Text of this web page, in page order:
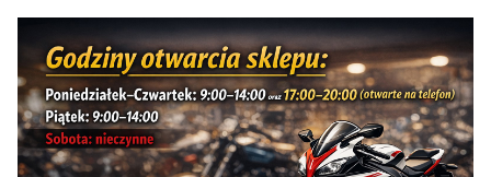
absolutny klasyk na mapie każdego polskiego
motocyklisty.